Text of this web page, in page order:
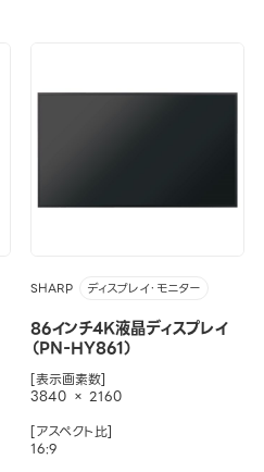
SHARP ディスプレイ・モニター
86インチ4K液晶ディスプレイ
（PN-HY861）
[表示画素数]
3840 × 2160
[アスペクト比]
16:9